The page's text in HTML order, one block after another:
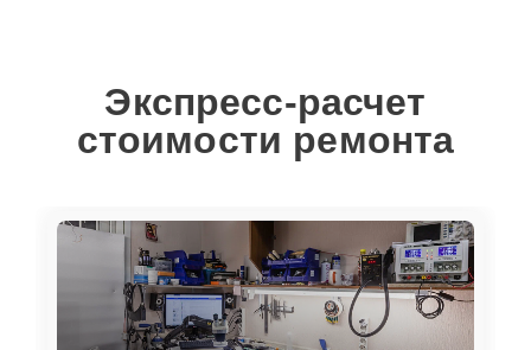
Экспресс-расчет
стоимости ремонта